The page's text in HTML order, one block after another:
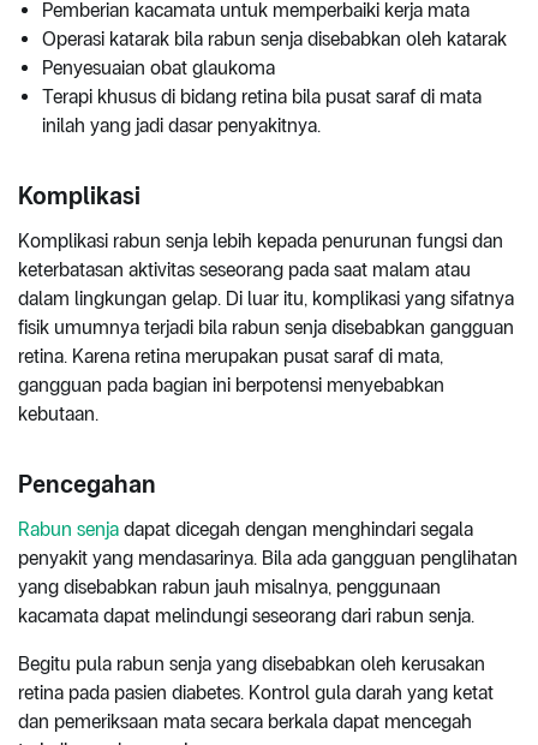
Pemberian kacamata untuk memperbaiki kerja mata
Operasi katarak bila rabun senja disebabkan oleh katarak
Penyesuaian obat glaukoma
Terapi khusus di bidang retina bila pusat saraf di mata
inilah yang jadi dasar penyakitnya.
Komplikasi
Komplikasi rabun senja lebih kepada penurunan fungsi dan
keterbatasan aktivitas seseorang pada saat malam atau
dalam lingkungan gelap. Di luar itu, komplikasi yang sifatnya
fisik umumnya terjadi bila rabun senja disebabkan gangguan
retina. Karena retina merupakan pusat saraf di mata,
gangguan pada bagian ini berpotensi menyebabkan
kebutaan.
Pencegahan
Rabun senja dapat dicegah dengan menghindari segala
penyakit yang mendasarinya. Bila ada gangguan penglihatan
yang disebabkan rabun jauh misalnya, penggunaan
kacamata dapat melindungi seseorang dari rabun senja.
Begitu pula rabun senja yang disebabkan oleh kerusakan
retina pada pasien diabetes. Kontrol gula darah yang ketat
dan pemeriksaan mata secara berkala dapat mencegah